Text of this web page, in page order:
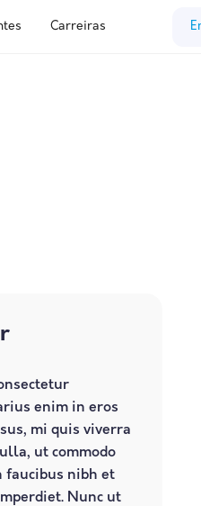
Carreiras
enim in eros
mi quis viverra
ut commodo
faucibus nibh et
Nunc ut